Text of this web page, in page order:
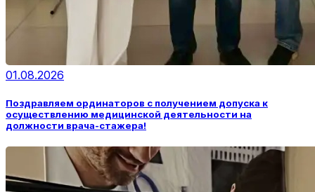
01.08.2026
Поздравляем ординаторов с получением допуска к
осуществлению медицинской деятельности на
должности врача-стажера!